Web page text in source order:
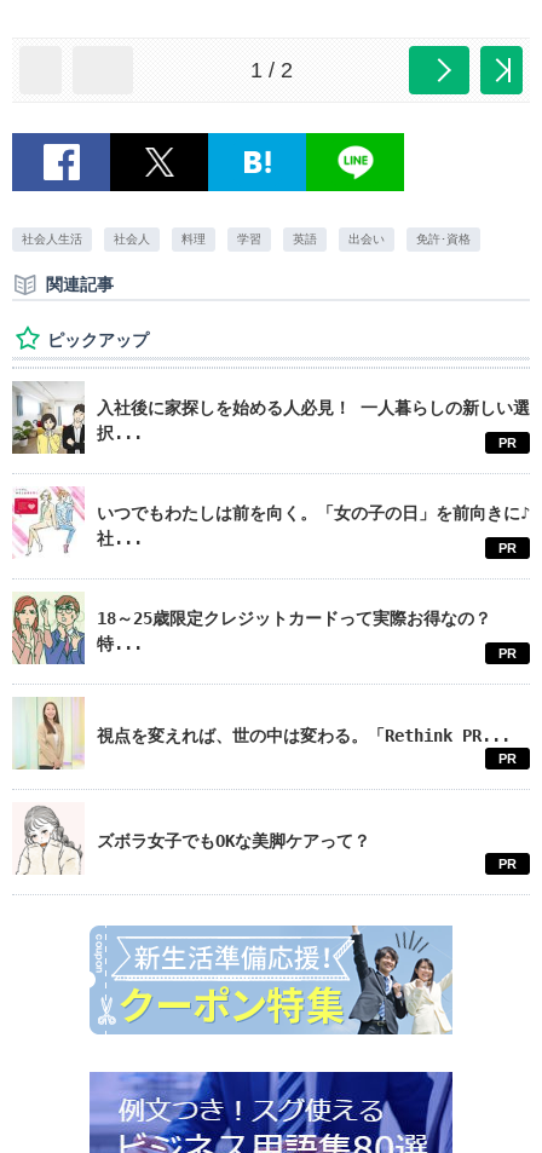
1 / 2
社会人生活 社会人 料理 学習 英語 出会い 免許･資格
関連記事
ピックアップ
入社後に家探しを始める人必見！ 一人暮らしの新しい選
択...
PR
いつでもわたしは前を向く。「女の子の日」を前向きに♪
社...
PR
18～25歳限定クレジットカードって実際お得なの？
特...
PR
視点を変えれば、世の中は変わる。「Rethink PR...
PR
ズボラ女子でもOKな美脚ケアって？
PR